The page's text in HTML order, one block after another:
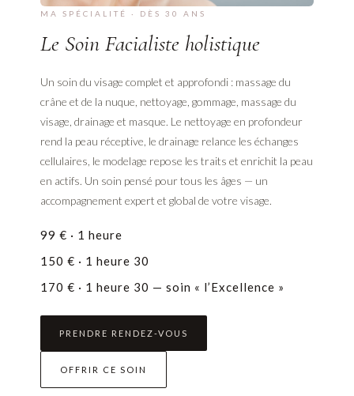
MA SPÉCIALITÉ · DÈS 30 ANS
Le Soin Facialiste holistique
Un soin du visage complet et approfondi : massage du
crâne et de la nuque, nettoyage, gommage, massage du
visage, drainage et masque. Le nettoyage en profondeur
rend la peau réceptive, le drainage relance les échanges
cellulaires, le modelage repose les traits et enrichit la peau
en actifs. Un soin pensé pour tous les âges — un
accompagnement expert et global de votre visage.
99 € · 1 heure
150 € · 1 heure 30
170 € · 1 heure 30 — soin « l’Excellence »
PRENDRE RENDEZ-VOUS
OFFRIR CE SOIN